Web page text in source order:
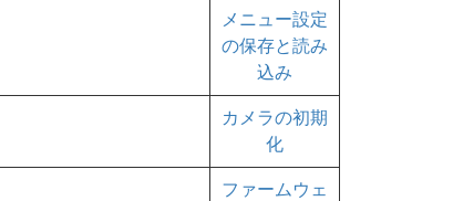
メニュー設定
の保存と読み
込み
カメラの初期
化
ファームウェ